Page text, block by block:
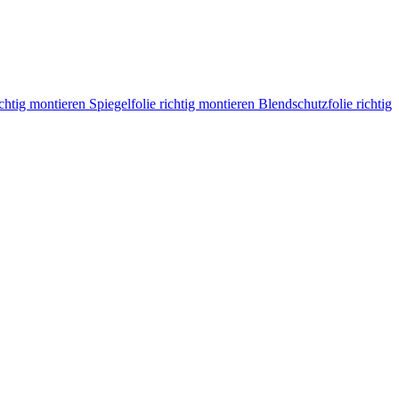
montieren Spiegelfolie richtig montieren Blendschutzfolie richtig